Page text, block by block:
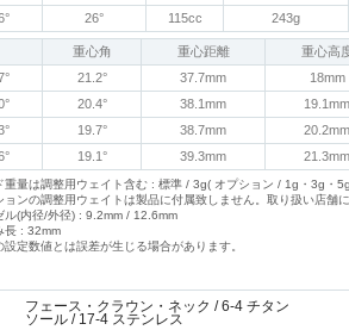
26° 115cc 243g
重心角 重心距離 重心高
21.2° 37.7mm 18mm
20.4° 38.1mm 19.1mm
19.7° 38.7mm 20.2mm
19.1° 39.3mm 21.3mm
量は調整用ウェイト含む : 標準 / 3g( オプション / 1g・3g・
ンの調整用ウェイトは製品に付属致しません。取り扱い店舗に
(内径/外径) : 9.2mm / 12.6mm
長 : 32mm
定数値とは誤差が生じる場合があります。
フェース・クラウン・ネック / 6-4 チタン
ソール / 17-4 ステンレス